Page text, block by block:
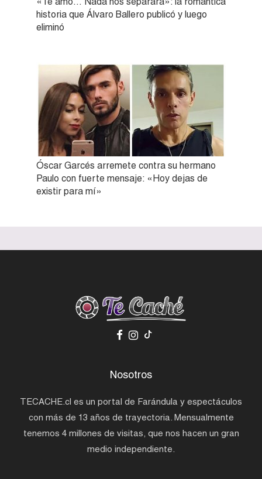
historia que Álvaro Ballero publicó y luego
eliminó
Óscar Garcés arremete contra su hermano
Paulo con fuerte mensaje: «Hoy dejas de
existir para mí»
Nosotros
TECACHE.cl es un portal de Farándula y espectáculos
con más de 13 años de trayectoria. Mensualmente
tenemos 4 millones de visitas, que nos hacen un gran
medio independiente.